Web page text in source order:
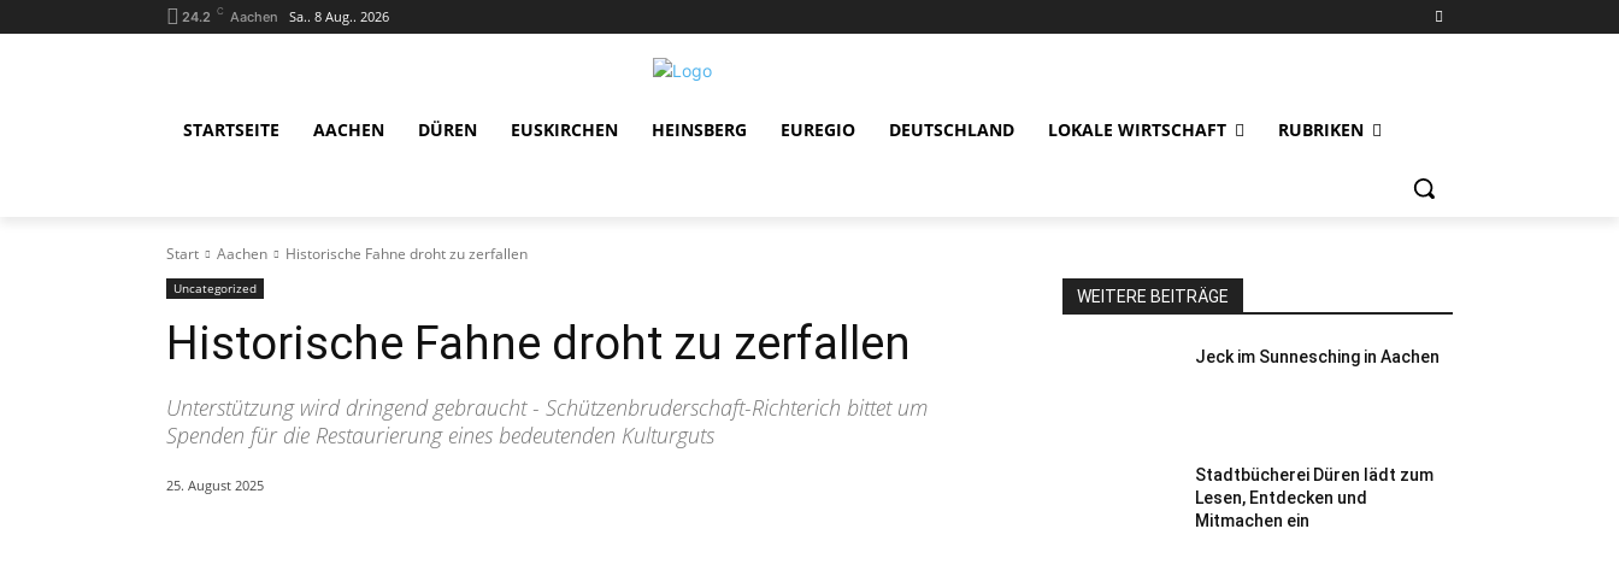
24.2 C Aachen Sa.. 8 Aug.. 2026
STARTSEITE AACHEN DÜREN EUSKIRCHEN HEINSBERG EUREGIO DEUTSCHLAND LOKALE WIRTSCHAFT RUBRIKEN
Start Aachen Historische Fahne droht zu zerfallen
Uncategorized
Historische Fahne droht zu zerfallen
Unterstützung wird dringend gebraucht - Schützenbruderschaft-Richterich bittet um
Spenden für die Restaurierung eines bedeutenden Kulturguts
25. August 2025
WEITERE BEITRÄGE
Jeck im Sunnesching in Aachen
Stadtbücherei Düren lädt zum
Lesen, Entdecken und
Mitmachen ein